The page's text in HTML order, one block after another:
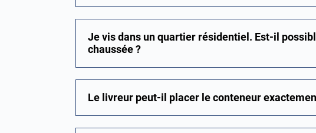
Je vis dans un quartier résidentiel. Est-il
chaussée ?
Le livreur peut-il placer le conteneur